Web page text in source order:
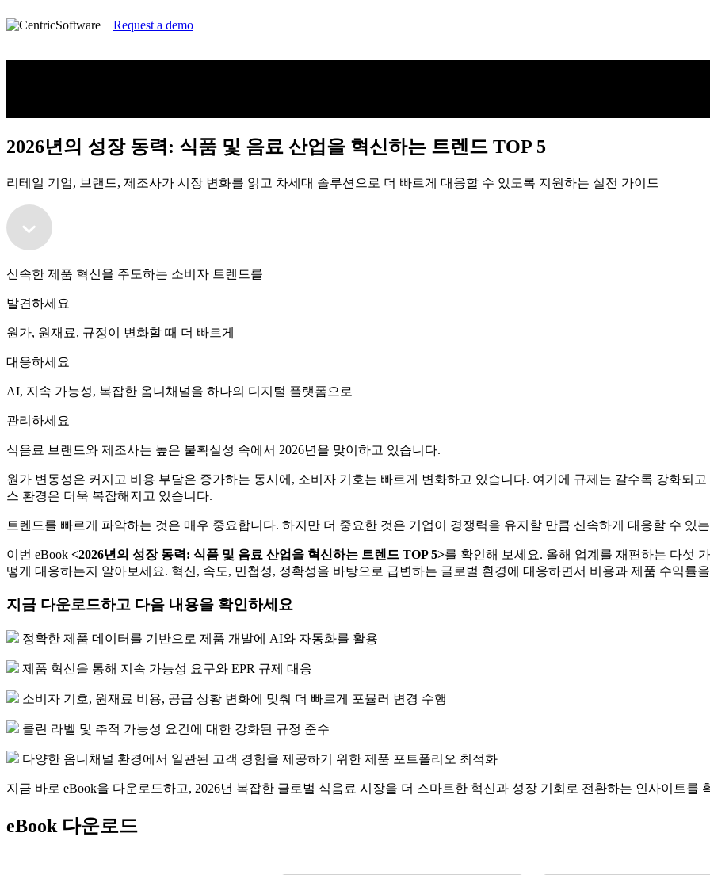
Request a demo
2026년의 성장 동력: 식품 및 음료 산업을 혁신하는 트렌드 TOP 5
리테일 기업, 브랜드, 제조사가 시장 변화를 읽고 차세대 솔루션으로 더 빠르게 대응할 수 있도록 지원하는 실전 가이드
신속한 제품 혁신을 주도하는 소비자 트렌드를
발견하세요
원가, 원재료, 규정이 변화할 때 더 빠르게
대응하세요
AI, 지속 가능성, 복잡한 옴니채널을 하나의 디지털 플랫폼으로
관리하세요
식음료 브랜드와 제조사는 높은 불확실성 속에서 2026년을 맞이하고 있습니다.
원가 변동성은 커지고 비용 부담은 증가하는 동시에, 소비자 기호는 빠르게 변화하고 있습니다. 여기에 규제는 갈수록 강화되
스 환경은 더욱 복잡해지고 있습니다.
트렌드를 빠르게 파악하는 것은 매우 중요합니다. 하지만 더 중요한 것은 기업이 경쟁력을 유지할 만큼 신속하게 대응할 수 있
이번 eBook <2026년의 성장 동력: 식품 및 음료 산업을 혁신하는 트렌드 TOP 5>를 확인해 보세요. 올해 업계를 재편하는 다섯
떻게 대응하는지 알아보세요. 혁신, 속도, 민첩성, 정확성을 바탕으로 급변하는 글로벌 환경에 대응하면서 비용과 제품 수익률
지금 다운로드하고 다음 내용을 확인하세요
정확한 제품 데이터를 기반으로 제품 개발에 AI와 자동화를 활용
제품 혁신을 통해 지속 가능성 요구와 EPR 규제 대응
소비자 기호, 원재료 비용, 공급 상황 변화에 맞춰 더 빠르게 포뮬러 변경 수행
클린 라벨 및 추적 가능성 요건에 대한 강화된 규정 준수
다양한 옴니채널 환경에서 일관된 고객 경험을 제공하기 위한 제품 포트폴리오 최적화
지금 바로 eBook을 다운로드하고, 2026년 복잡한 글로벌 식음료 시장을 더 스마트한 혁신과 성장 기회로 전환하는 인사이트를
eBook 다운로드